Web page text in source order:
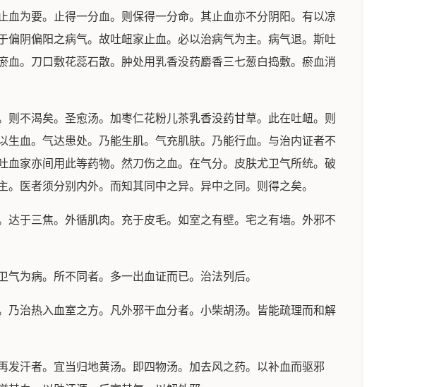
为要。止得一分血。则保得一分命。其止血亦不分阴阳。有以凉
阴偏阳之病气。故吐衄家止血。必以治病气为主。病气退。斯吐
。刀口敷花蕊石散。肿处用乳香没药麝香三七葱白捣敷。瘀血消
不渴矣。圣愈汤。加枣仁花粉儿茶乳香没药甘草。此在吐衄。则
血。气达患处。乃能生肌。气充肌肤。乃能行血。与治内证者不
家亦间用此等药物。然刀伤之血。在气分。皮肤尤卫气所统。破
医者须分别内外。而知其同中之异。异中之同。则得之矣。
于三焦。外循肌肉。充于皮毛。如室之有壁。宅之有墙。外邪不
为病。所不同者。多一出血证而已。治法列后。
治热入血室之方。凡外邪干血分者。小柴胡汤。皆能疏理而和解
汗者。宜当归地黄汤。即四物汤。加去风之药。以补血而驱邪